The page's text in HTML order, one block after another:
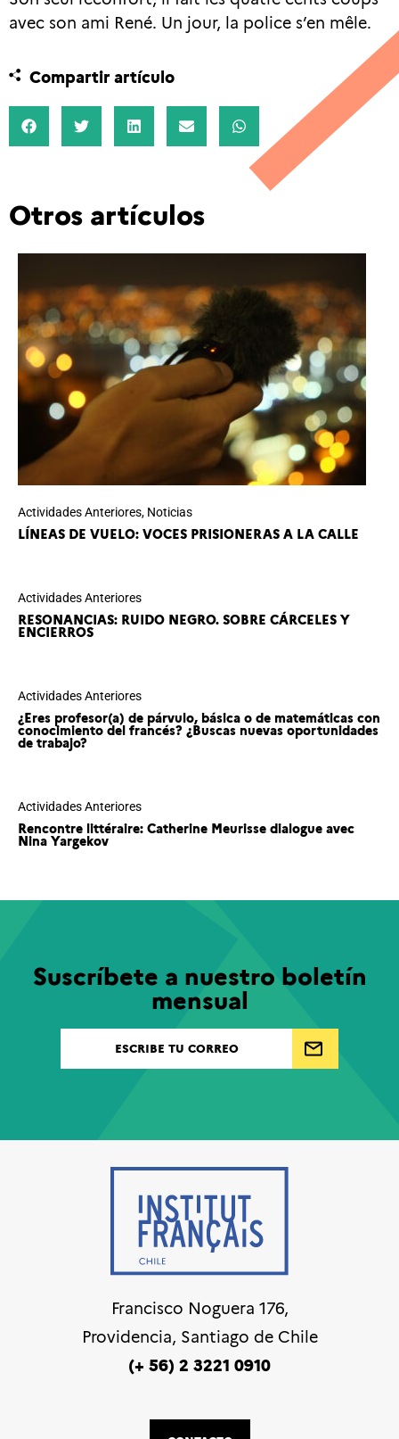
avec son ami René. Un jour, la police s’en mêle.
Compartir artículo
Otros artículos
Actividades Anteriores, Noticias
LÍNEAS DE VUELO: VOCES PRISIONERAS A LA CALLE
Actividades Anteriores
RESONANCIAS: RUIDO NEGRO. SOBRE CÁRCELES Y
ENCIERROS
Actividades Anteriores
¿Eres profesor(a) de párvulo, básica o de matemáticas con
conocimiento del francés? ¿Buscas nuevas oportunidades
de trabajo?
Actividades Anteriores
Rencontre littéraire: Catherine Meurisse dialogue avec
Nina Yargekov
Suscríbete a nuestro boletín
mensual
Francisco Noguera 176,
Providencia, Santiago de Chile
(+ 56) 2 3221 0910